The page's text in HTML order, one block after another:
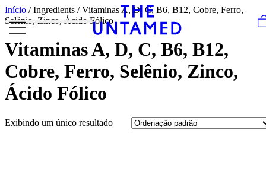
Skip to content
Início / Ingredients / Vitaminas A, D, C, B6, B12, Cobre, Ferro,
Selênio, Zinco, Ácido Fólico
Vitaminas A, D, C, B6, B12,
Cobre, Ferro, Selênio, Zinco,
Ácido Fólico
Exibindo um único resultado